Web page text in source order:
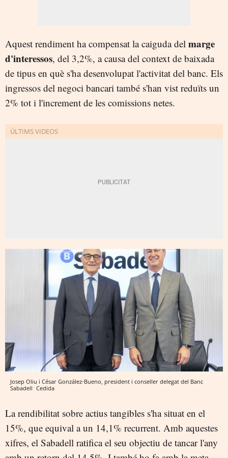
Aquest rendiment ha compensat la caiguda del marge
d'interessos, del 3,2%, a causa del context de baixada
de tipus en què s'ha desenvolupat l'activitat del banc. Els
ingressos del negoci bancari també s'han vist reduïts un
2% tot i l'increment de les comissions netes.
Josep Oliu i César González-Bueno, president i conseller delegat del Banc
Sabadell Cedida
La rendibilitat sobre actius tangibles s'ha situat en el
15%, que equival a un 14,1% recurrent. Amb aquestes
xifres, el Sabadell ratifica el seu objectiu de tancar l'any